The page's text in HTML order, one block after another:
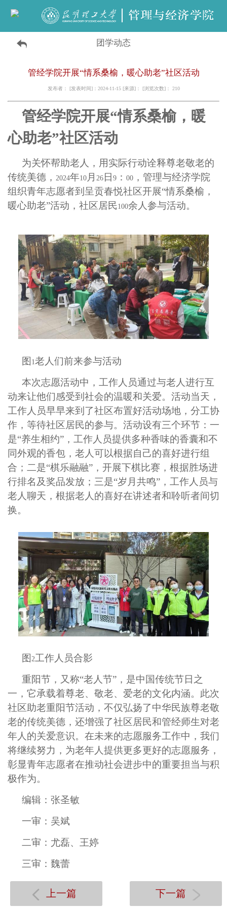
团学动态
管经学院开展“情系桑榆，暖心助老”社区活动
发布者： [发表时间]：2024-11-15 [来源]： [浏览次数]： 210
管经学院开展“情系桑榆，暖
心助老”社区活动
为关怀帮助老人，用实际行动诠释尊老敬老的
传统美德， 2024年10 月 26 日 9 ： 00 ，管理与经济学院
组织青年志愿者到呈贡春悦社区开展“情系桑榆，
暖心助老”活动，社区居民 100余人参与活动。
图 1老人们前来参与活动
本次志愿活动中，工作人员通过与老人进行互
动来让他们感受到社会的温暖和关爱。活动当天，
工作人员早早来到了社区布置好活动场地，分工协
作，等待社区居民的参与。活动设有三个环节：一
是“养生相约”，工作人员提供多种香味的香囊和不
同外观的香包，老人可以根据自己的喜好进行组
合；二是“棋乐融融”，开展下棋比赛，根据胜场进
行排名及奖品发放；三是“岁月共鸣”，工作人员与
老人聊天，根据老人的喜好在讲述者和聆听者间切
换。
图 2工作人员合影
重阳节，又称“老人节”，是中国传统节日之
一，它承载着尊老、敬老、爱老的文化内涵。此次
社区助老重阳节活动，不仅弘扬了中华民族尊老敬
老的传统美德，还增强了社区居民和管经师生对老
年人的关爱意识。在未来的志愿服务工作中，我们
将继续努力，为老年人提供更多更好的志愿服务，
彰显青年志愿者在推动社会进步中的重要担当与积
极作为。
编辑：张圣敏
一审：吴斌
二审：尤磊、王婷
三审：魏蕾
上一篇 下一篇